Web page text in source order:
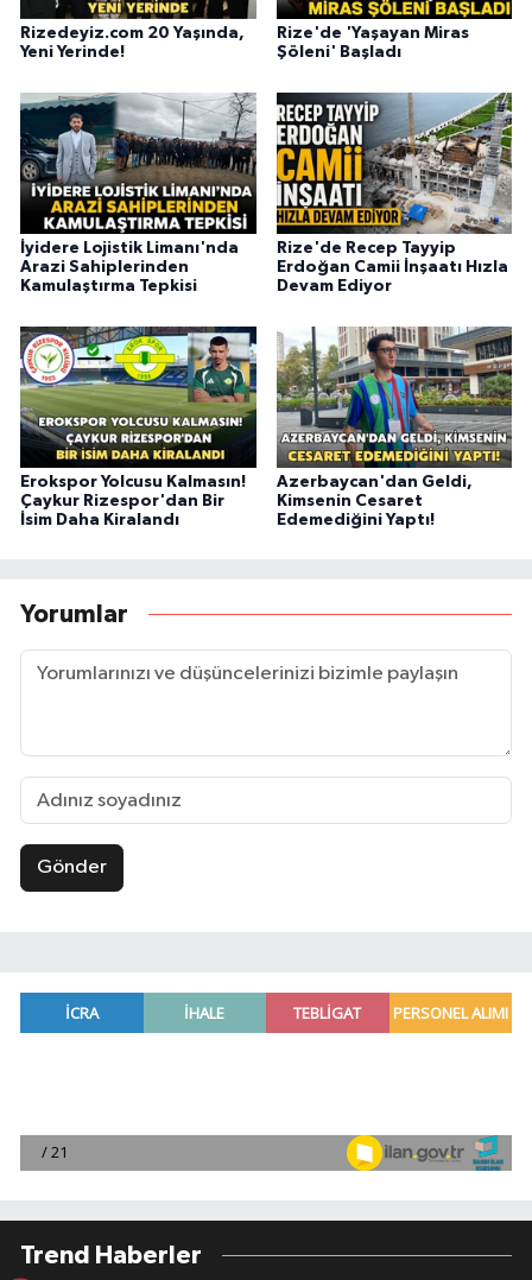
Rizedeyiz.com 20 Yaşında,
Yeni Yerinde!
Rize'de 'Yaşayan Miras
Şöleni' Başladı
İyidere Lojistik Limanı'nda
Arazi Sahiplerinden
Kamulaştırma Tepkisi
Rize'de Recep Tayyip
Erdoğan Camii İnşaatı Hızla
Devam Ediyor
Erokspor Yolcusu Kalmasın!
Çaykur Rizespor'dan Bir
İsim Daha Kiralandı
Azerbaycan'dan Geldi,
Kimsenin Cesaret
Edemediğini Yaptı!
Yorumlar
Gönder
Trend Haberler